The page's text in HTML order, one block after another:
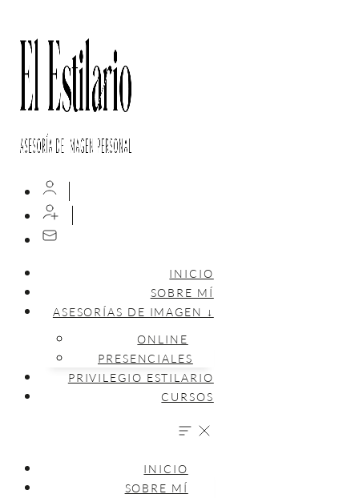
INICIO
SOBRE MÍ
ASESORÍAS DE IMAGEN ↓
ONLINE
PRESENCIALES
PRIVILEGIO ESTILARIO
CURSOS
INICIO
SOBRE MÍ